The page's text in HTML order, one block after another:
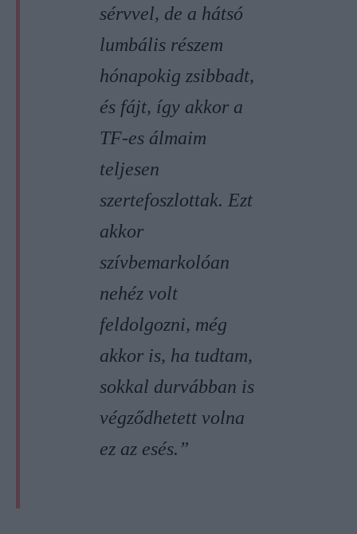
sérvvel, de a hátsó
lumbális részem
hónapokig zsibbadt,
és fájt, így akkor a
TF-es álmaim
teljesen
szertefoszlottak. Ezt
akkor
szívbemarkolóan
nehéz volt
feldolgozni, még
akkor is, ha tudtam,
sokkal durvábban is
végződhetett volna
ez az esés.”